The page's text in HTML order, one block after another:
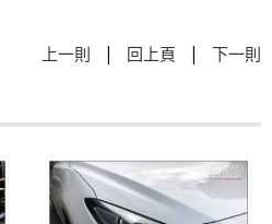
上一則 | 回上頁 | 下一則